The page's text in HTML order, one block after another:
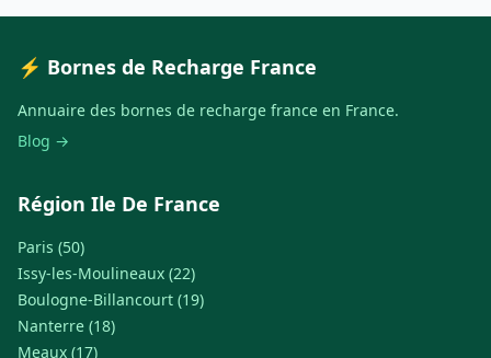
⚡ Bornes de Recharge France
Annuaire des bornes de recharge france en France.
Blog →
Région Ile De France
Paris (50)
Issy-les-Moulineaux (22)
Boulogne-Billancourt (19)
Nanterre (18)
Meaux (17)